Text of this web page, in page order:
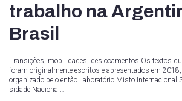
trabalho na
Brasil
Transições, mobilidades, deslocamentos Os textos
foram originalmente escritos e apresentados em
organizado pelo então Laboratório Misto Internacional
sidade Nacional…